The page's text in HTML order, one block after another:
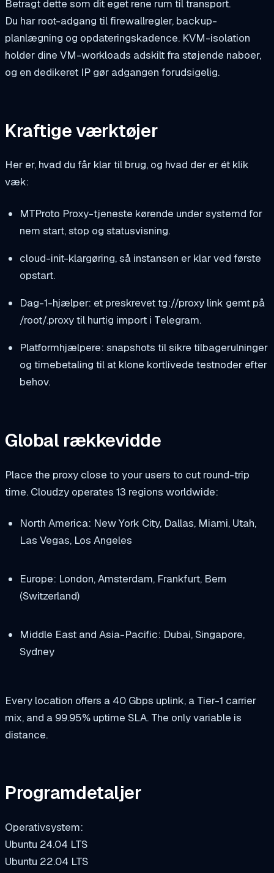
Betragt dette som dit eget rene rum til transport.
Du har root-adgang til firewallregler, backup-
planlægning og opdateringskadence. KVM-isolation
holder dine VM-workloads adskilt fra støjende naboer,
og en dedikeret IP gør adgangen forudsigelig.
Kraftige værktøjer
Her er, hvad du får klar til brug, og hvad der er ét klik
væk:
MTProto Proxy-tjeneste kørende under systemd for
nem start, stop og statusvisning.
cloud-init-klargøring, så instansen er klar ved første
opstart.
Dag-1-hjælper: et preskrevettg://proxylink gemt på
/root/.proxytil hurtig import i Telegram.
Platformhjælpere: snapshots til sikre tilbagerulninger
og timebetaling til at klone kortlivede testnoder efter
behov.
Global rækkevidde
Place the proxy close to your users to cut round-trip
time. Cloudzy operates 13 regions worldwide:
North America: New York City, Dallas, Miami, Utah,
Las Vegas, Los Angeles
Europe: London, Amsterdam, Frankfurt, Bern
(Switzerland)
Middle East and Asia-Pacific: Dubai, Singapore,
Sydney
Every location offers a 40 Gbps uplink, a Tier-1 carrier
mix, and a 99.95% uptime SLA. The only variable is
distance.
Programdetaljer
Operativsystem:
Ubuntu 24.04 LTS
Ubuntu 22.04 LTS